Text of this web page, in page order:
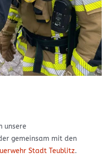
unsere
gemeinsam mit den
Stadt Teublitz.